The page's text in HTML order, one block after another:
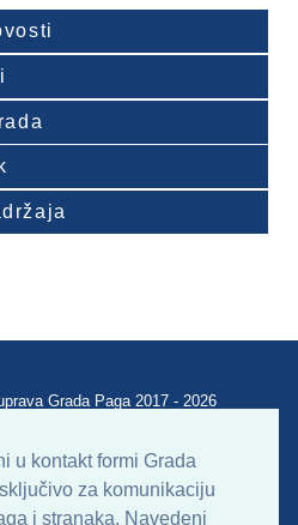
u kontakt formi Grada
za komunikaciju
i stranaka. Navedeni
Grada Paga 2017 - 2026
Impressum Kontakt